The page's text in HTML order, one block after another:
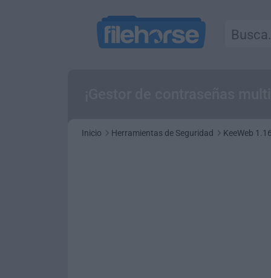
Inicio Herramientas de Seguridad KeeWeb